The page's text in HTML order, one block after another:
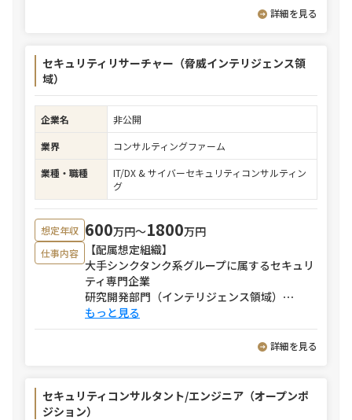
詳細を見る
セキュリティリサーチャー（脅威インテリジェンス領
域）
企業名
非公開
業界
コンサルティングファーム
業種・職種
IT/DX & サイバーセキュリティコンサルティン
グ
想定年収 600万円〜1800万円
仕事内容
【配属想定組織】
大手シンクタンク系グループに属するセキュリ
ティ専門企業
研究開発部門（インテリジェンス領域） ⋯
もっと見る
詳細を見る
セキュリティコンサルタント/エンジニア（オープンポ
ジション）